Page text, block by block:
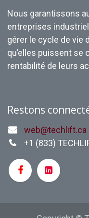
Nous garantissons
entreprises
gérer le cycle de vie
qu’elles puissent se
rentabilité de leurs
Restons
web@techlift.ca
+1 (833)